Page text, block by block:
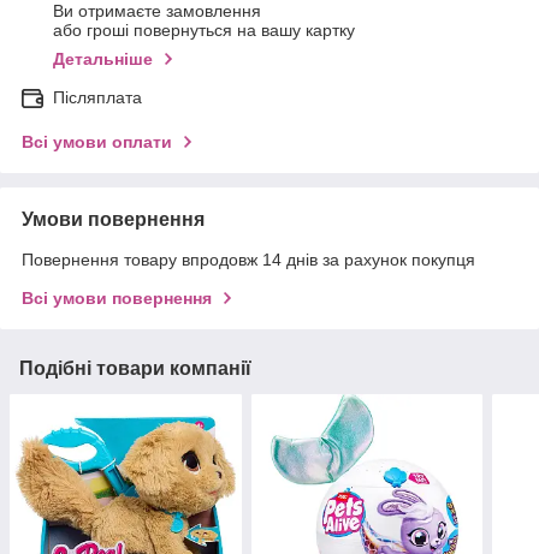
Ви отримаєте замовлення
або гроші повернуться на вашу картку
Детальніше
Післяплата
Всі умови оплати
Умови повернення
Повернення товару впродовж 14 днів за рахунок покупця
Всі умови повернення
Подібні товари компанії